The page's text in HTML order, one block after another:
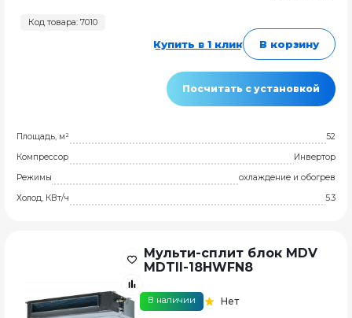
Код товара: 7010
Купить в 1 клик В корзину
Посчитать с установкой
Площадь, м²
52
Компрессор
Инвертор
Режимы
охлаждение и обогрев
Холод, КВт/ч
5.3
Мульти-сплит блок MDV
MDTII-18HWFN8
В наличии Нет